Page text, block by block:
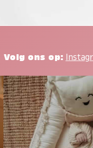
Volg ons op: